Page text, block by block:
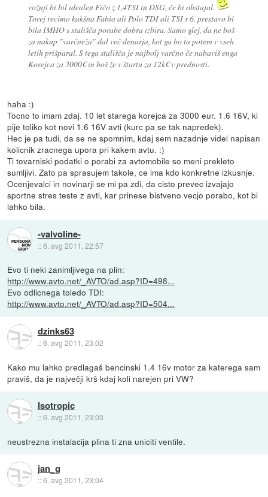
vožnji bi bil idealen Fičo z 1,4TSI in DSG, če bi obstajal.
Torej recimo kakšna Fabia ali Polo TDI ali TSI s 6. prestavo bi
bila IMHO s stališča porabe dobra izbira. Samo glej, da ne boš
za nakup "varčneža" dal več denarja, kot ga bo ta potem v vseh
letih prišparal. S tega stališča je najbolj varčno če nabaviš enga
Korejca za 3000€ in boš že v štartu za 12k€ v prednosti.
haha :)
Tocno to imam zdaj. 10 let starega korejca za 3000 eur. 1.6 16V, ki
pije toliko kot novi 1.6 16V avti (kurc pa se tak napredek).
Hec je pa tudi, da se ne spomnim, kdaj sem nazadnje videl napisan
kolicnik zracnega upora pri kakem avtu. :)
Ti tovarniski podatki o porabi za avtomobile so meni prekleto
sumljivi. Zato pa sprasujem takole, ce ima kdo konkretne izkusnje.
Ocenjevalci in novinarji se mi pa zdi, da cisto prevec izvajajo
sportne stres teste z avti, kar prinese bistveno vecjo porabo, kot bi
lahko bila.
-valvoline-
::6. avg 2011, 22:57
Evo ti neki zanimljivega na plin:
http://www.avto.net/_AVTO/ad.asp?ID=498...
Evo odlicnega toledo TDI:
http://www.avto.net/_AVTO/ad.asp?ID=504...
dzinks63
::6. avg 2011, 23:02
Kako mu lahko predlagaš bencinski 1.4 16v motor za katerega sam
praviš, da je največji krš kdaj koli narejen pri VW?
Isotropic
::6. avg 2011, 23:03
neustrezna instalacija plina ti zna uniciti ventile.
jan_g
::6. avg 2011, 23:04